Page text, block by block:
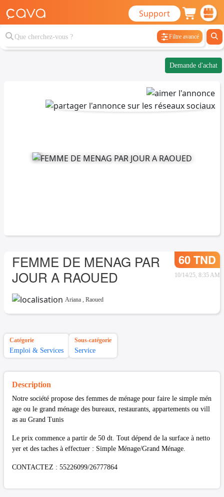
Support
Filtre avancé
Demande d'achat
FEMME DE MENAG PAR
JOUR A RAOUED
60 TND
10/14/25, 8:35 AM
Ariana , Raoued
Catégorie
Emploi & Services
Sous-catégorie
Service
Description
Notre société propose des femmes de ménage pour faire le simple mén
age ou le grand ménage des bureaux, restaurants, appartements ou vill
as au Grand Tunis
Le prix commence a partir de 50 dt. Tout dépend de la surface à netto
yer et des taches à effectuer : Simple Ménage/Grand Ménage.
CONTACTEZ : 55226099/26777864